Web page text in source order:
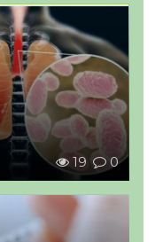
19 0